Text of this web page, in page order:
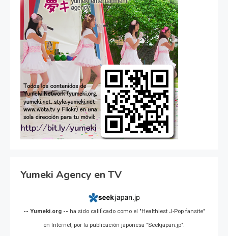
Yumeki Agency en TV
-- Yumeki.org -- ha sido calificado como el "Healthiest J-Pop fansite"
en Internet, por la publicación japonesa "Seekjapan.jp".